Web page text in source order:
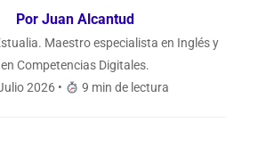
Por Juan Alcantud
Maestro especialista en Inglés y
en Competencias Digitales.
2026 •
9 min de lectura